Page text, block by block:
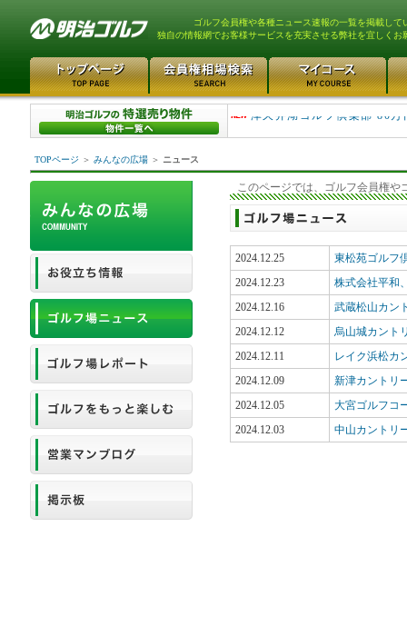
ゴルフ会員権や各種ニュース速報の一覧を掲載して
独自の情報網でお客様サービスを充実させる弊社を宜しくお
平塚富士見カントリークラ
津久井湖ゴルフ倶楽部 80万
TOPページ ＞ みんなの広場 ＞ ニュース
このページでは、ゴルフ会員権や
2024.12.25
東松苑ゴルフ
2024.12.23
株式会社平和
2024.12.16
武蔵松山カン
2024.12.12
烏山城カント
2024.12.11
レイク浜松カ
2024.12.09
新津カントリ
2024.12.05
大宮ゴルフコ
2024.12.03
中山カントリ